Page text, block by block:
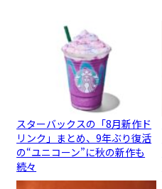
スターバックスの「8月新作ド
リンク」まとめ、9年ぶり復活
の“ユニコーン”に秋の新作も
続々